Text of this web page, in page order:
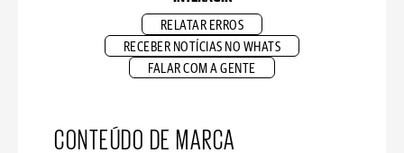
RELATAR ERROS
RECEBER NOTÍCIAS NO WHATS
FALAR COM A GENTE
CONTEÚDO DE MARCA